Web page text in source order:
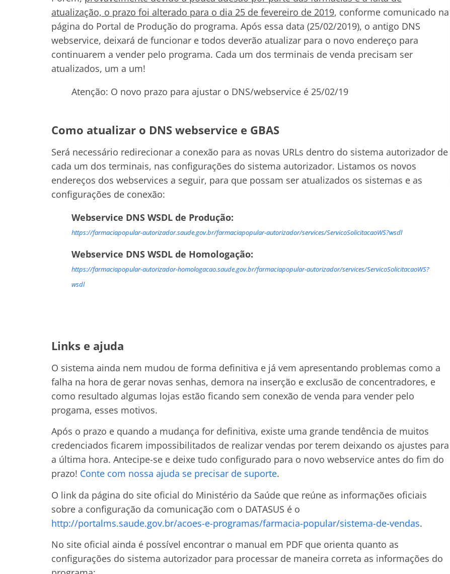
atualização, o prazo foi alterado para o dia 25 de fevereiro de 2019, conforme comunicado na
página do Portal de Produção do programa. Após essa data (25/02/2019), o antigo DNS
webservice, deixará de funcionar e todos deverão atualizar para o novo endereço para
continuarem a vender pelo programa. Cada um dos terminais de venda precisam ser
atualizados, um a um!
Atenção: O novo prazo para ajustar o DNS/webservice é 25/02/19
Como atualizar o DNS webservice e GBAS
Será necessário redirecionar a conexão para as novas URLs dentro do sistema autorizador de
cada um dos terminais, nas configurações do sistema autorizador. Listamos os novos
endereços dos webservices a seguir, para que possam ser atualizados os sistemas e as
configurações de conexão:
Webservice DNS WSDL de Produção:
https://farmaciapopular-autorizador.saude.gov.br/farmaciapopular-autorizador/services/ServicoSolicitacaoWS?wsdl
Webservice DNS WSDL de Homologação:
https://farmaciapopular-autorizador-homologacao.saude.gov.br/farmaciapopular-autorizador/services/ServicoSolicitacaoWS?
wsdl
Links e ajuda
O sistema ainda nem mudou de forma definitiva e já vem apresentando problemas como a
falha na hora de gerar novas senhas, demora na inserção e exclusão de concentradores, e
como resultado algumas lojas estão ficando sem conexão de venda para vender pelo
progama, esses motivos.
Após o prazo e quando a mudança for definitiva, existe uma grande tendência de muitos
credenciados ficarem impossibilitados de realizar vendas por terem deixando os ajustes para
a última hora. Antecipe-se e deixe tudo configurado para o novo webservice antes do fim do
prazo! Conte com nossa ajuda se precisar de suporte.
O link da página do site oficial do Ministério da Saúde que reúne as informações oficiais
sobre a configuração da comunicação com o DATASUS é o
http://portalms.saude.gov.br/acoes-e-programas/farmacia-popular/sistema-de-vendas.
No site oficial ainda é possível encontrar o manual em PDF que orienta quanto as
configurações do sistema autorizador para processar de maneira correta as informações do